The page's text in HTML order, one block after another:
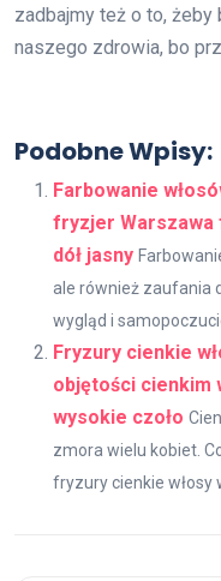
zadbajmy też o to,
naszego zdrowia, bo
Podobne Wpisy:
Farbowanie
fryzjer Warszawa
dół jasny
ale również zaufania
wygląd i
Fryzury cienkie
objętości cienkim
wysokie czoło
zmora wielu kobiet.
fryzury cienkie włosy